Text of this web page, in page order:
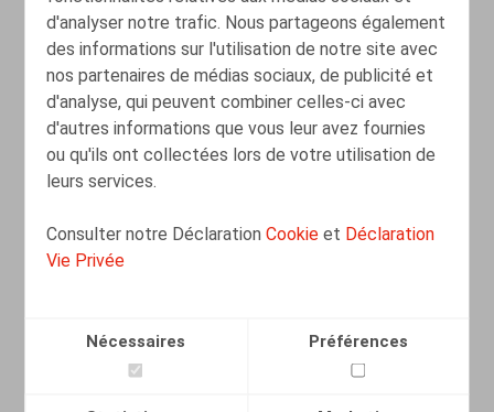
d'analyser notre trafic. Nous partageons également
des informations sur l'utilisation de notre site avec
nos partenaires de médias sociaux, de publicité et
d'analyse, qui peuvent combiner celles-ci avec
d'autres informations que vous leur avez fournies
ou qu'ils ont collectées lors de votre utilisation de
leurs services.
Consulter notre DéclarationCookie et Déclaration
Vie Privée
Nécessaires Préférences
LIRE PLUS
Transfert d'entreprise sous autorité de
justice
LIRE PLUS
HR moet een rol spelen inzake
deugdelijk bestuur